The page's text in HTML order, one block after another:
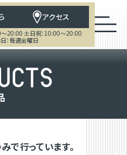
アクセス
～20:00 土日祝：10:00～20:00
：毎週金曜日
CTS
で行っています。